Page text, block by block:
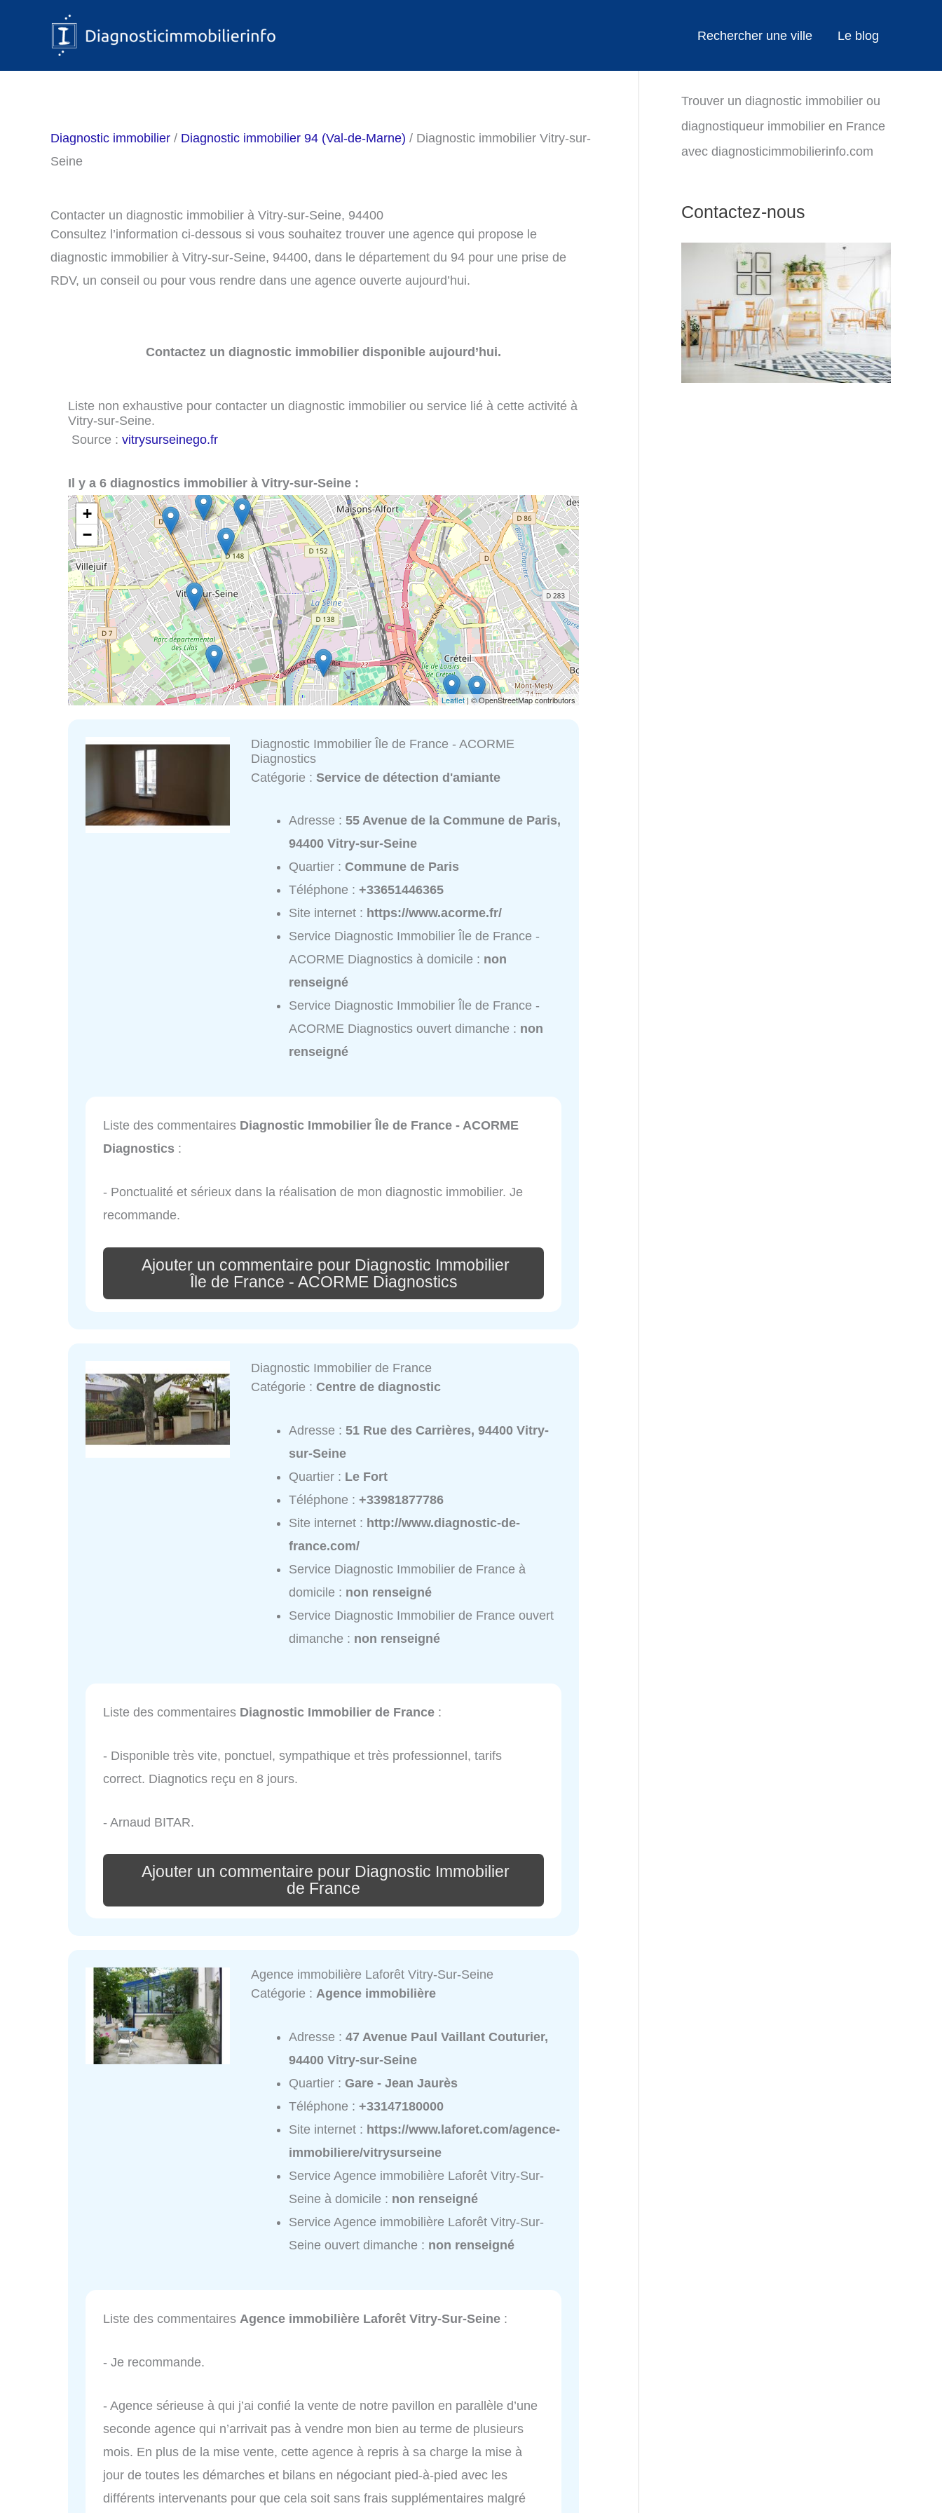
Rechercher une ville Le blog
Diagnostic immobilier / Diagnostic immobilier 94 (Val-de-Marne) / Diagnostic immobilier Vitry-sur-
Seine
Contacter un diagnostic immobilier à Vitry-sur-Seine, 94400
Consultez l’information ci-dessous si vous souhaitez trouver une agence qui propose le
diagnostic immobilier à Vitry-sur-Seine, 94400, dans le département du 94 pour une prise de
RDV, un conseil ou pour vous rendre dans une agence ouverte aujourd’hui.
Contactez un diagnostic immobilier disponible aujourd’hui.
Liste non exhaustive pour contacter un diagnostic immobilier ou service lié à cette activité à
Vitry-sur-Seine.
Source : vitrysurseinego.fr
Il y a 6 diagnostics immobilier à Vitry-sur-Seine :
+
−
Leaflet| © OpenStreetMap contributors
Diagnostic Immobilier Île de France - ACORME
Diagnostics
Catégorie :Service de détection d'amiante
Adresse :55 Avenue de la Commune de Paris,
94400 Vitry-sur-Seine
Quartier :Commune de Paris
Téléphone :+33651446365
Site internet : https://www.acorme.fr/
Service Diagnostic Immobilier Île de France -
ACORME Diagnostics à domicile : non
renseigné
Service Diagnostic Immobilier Île de France -
ACORME Diagnostics ouvert dimanche : non
renseigné
Liste des commentaires Diagnostic Immobilier Île de France - ACORME
Diagnostics :
- Ponctualité et sérieux dans la réalisation de mon diagnostic immobilier. Je
recommande.
Ajouter un commentaire pour Diagnostic Immobilier
Île de France - ACORME Diagnostics
Diagnostic Immobilier de France
Catégorie :Centre de diagnostic
Adresse :51 Rue des Carrières, 94400 Vitry-
sur-Seine
Quartier : Le Fort
Téléphone :+33981877786
Site internet : http://www.diagnostic-de-
france.com/
Service Diagnostic Immobilier de France à
domicile : non renseigné
Service Diagnostic Immobilier de France ouvert
dimanche : non renseigné
Liste des commentaires Diagnostic Immobilier de France :
- Disponible très vite, ponctuel, sympathique et très professionnel, tarifs
correct. Diagnotics reçu en 8 jours.
- Arnaud BITAR.
Ajouter un commentaire pour Diagnostic Immobilier
de France
Agence immobilière Laforêt Vitry-Sur-Seine
Catégorie :Agence immobilière
Adresse :47 Avenue Paul Vaillant Couturier,
94400 Vitry-sur-Seine
Quartier :Gare - Jean Jaurès
Téléphone :+33147180000
Site internet : https://www.laforet.com/agence-
immobiliere/vitrysurseine
Service Agence immobilière Laforêt Vitry-Sur-
Seine à domicile : non renseigné
Service Agence immobilière Laforêt Vitry-Sur-
Seine ouvert dimanche : non renseigné
Liste des commentaires Agence immobilière Laforêt Vitry-Sur-Seine :
- Je recommande.
- Agence sérieuse à qui j’ai confié la vente de notre pavillon en parallèle d’une
seconde agence qui n’arrivait pas à vendre mon bien au terme de plusieurs
mois. En plus de la mise vente, cette agence à repris à sa charge la mise à
jour de toutes les démarches et bilans en négociant pied-à-pied avec les
différents intervenants pour que cela soit sans frais supplémentaires malgré
Trouver un diagnostic immobilier ou
diagnostiqueur immobilier en France
avec diagnosticimmobilierinfo.com
Contactez-nous